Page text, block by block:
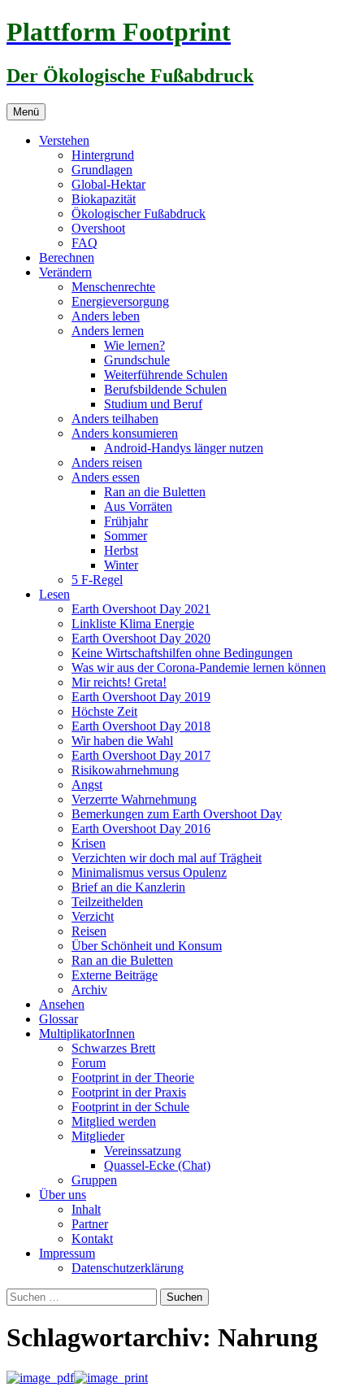
Zum
Inhalt
Plattform Footprint
Der Ökologische Fußabdruck
Menü
Verstehen
Hintergrund
Grundlagen
Global-Hektar
Biokapazität
Ökologischer Fußabdruck
Overshoot
FAQ
Berechnen
Verändern
Menschenrechte
Energieversorgung
Anders leben
Anders lernen
Wie lernen?
Grundschule
Weiterführende Schulen
Berufsbildende Schulen
Studium und Beruf
Anders teilhaben
Anders konsumieren
Android-Handys länger nutzen
Anders reisen
Anders essen
Ran an die Buletten
Aus Vorräten
Frühjahr
Sommer
Herbst
Winter
5 F-Regel
Lesen
Earth Overshoot Day 2021
Linkliste Klima Energie
Earth Overshoot Day 2020
Keine Wirtschaftshilfen ohne Bedingungen
Was wir aus der Corona-Pandemie lernen können
Mir reichts! Greta!
Earth Overshoot Day 2019
Höchste Zeit
Earth Overshoot Day 2018
Wir haben die Wahl
Earth Overshoot Day 2017
Risikowahrnehmung
Angst
Verzerrte Wahrnehmung
Bemerkungen zum Earth Overshoot Day
Earth Overshoot Day 2016
Krisen
Verzichten wir doch mal auf Trägheit
Minimalismus versus Opulenz
Brief an die Kanzlerin
Teilzeithelden
Verzicht
Reisen
Über Schönheit und Konsum
Ran an die Buletten
Externe Beiträge
Archiv
Ansehen
Glossar
MultiplikatorInnen
Schwarzes Brett
Forum
Footprint in der Theorie
Footprint in der Praxis
Footprint in der Schule
Mitglied werden
Mitglieder
Vereinssatzung
Quassel-Ecke (Chat)
Gruppen
Über uns
Inhalt
Partner
Kontakt
Impressum
Datenschutzerklärung
Suchen
nach:
Schlagwortarchiv: Nahrung